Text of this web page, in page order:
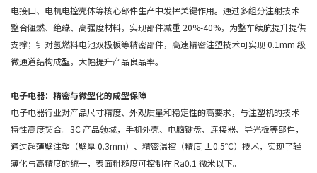
电接口、电机电控壳体等核心部件生产中发挥关键作用。通过多组分注射技术
整合阻燃、绝缘、高强度材料，实现部件减重 20%-40%，为整车续航提升提供
支撑；针对氢燃料电池双极板等精密部件，高速精密注塑技术可实现 0.1mm 级
微通道结构成型，大幅提升产品良品率。
电子电器：精密与微型化的成型保障
电子电器行业对产品尺寸精度、外观质量和稳定性的高要求，与注塑机的技术
特性高度契合。3C 产品领域，手机外壳、电脑键盘、连接器、导光板等部件，
通过超薄壁注塑（壁厚 0.3mm）、精密温控（精度 ±0.5℃）技术，实现了轻
薄化与高精度的统一，表面粗糙度可控制在 Ra0.1 微米以下。